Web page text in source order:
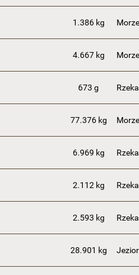
1.386 kg
4.667 kg
673 g
77.376 kg
6.969 kg
2.112 kg
2.593 kg
28.901 kg